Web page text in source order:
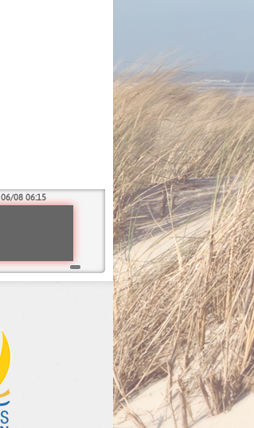
06/08 06:15